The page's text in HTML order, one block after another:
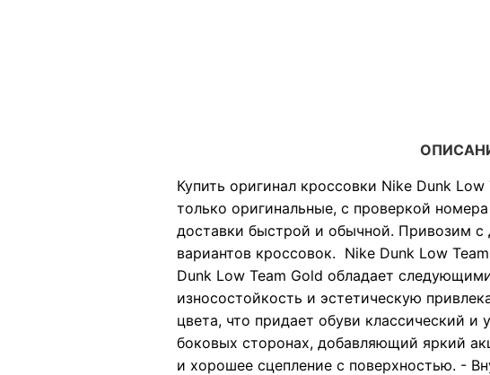
Купить оригинал кроссовки Nike Dunk
только оригинальные, с проверкой
доставки быстрой и обычной. Привозим
вариантов кроссовок. Nike Dunk Low
Dunk Low Team Gold обладает
износостойкость и эстетическую
цвета, что придает обуви классический
боковых сторонах, добавляющий яркий
и хорошее сцепление с поверхностью. -